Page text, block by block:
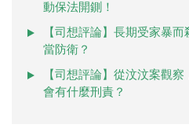
動保法開鍘！
【司想評論】長期受家暴
當防衛？
【司想評論】從汶汶案觀
會有什麼刑責？